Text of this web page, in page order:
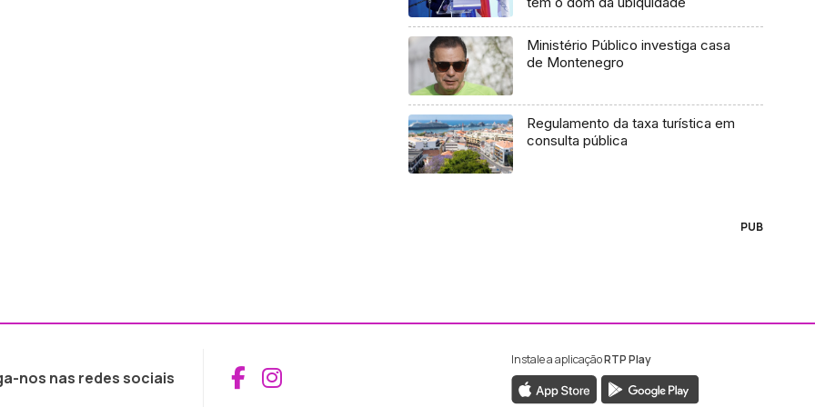
Ministério Público investiga casa
de Montenegro
Regulamento da taxa turística em
consulta pública
PUB
nos nas redes sociais Aceder ao Facebook da RTP Madeira
Aceder ao Instagram da RTP Madeira
Instale a aplicaçãoRTP Play